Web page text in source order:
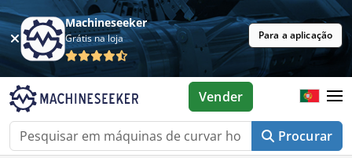
Machineseeker
Grátis na loja Para a aplicação
Procurar
Vender